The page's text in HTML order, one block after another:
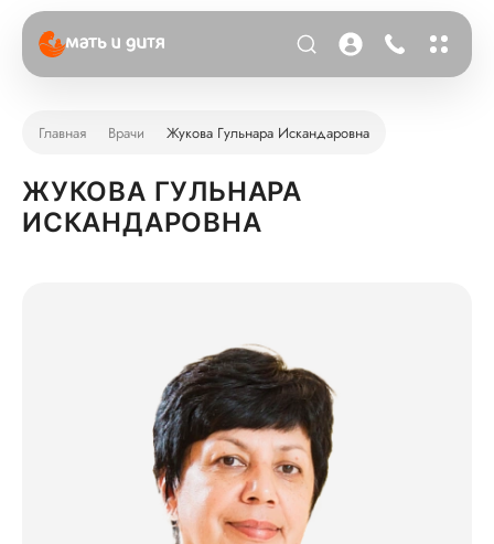
Главная Врачи Жукова Гульнара Искандаровна
ЖУКОВА ГУЛЬНАРА
ИСКАНДАРОВНА